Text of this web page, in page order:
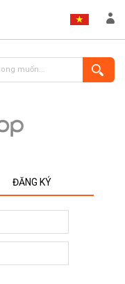
ĐĂNG KÝ